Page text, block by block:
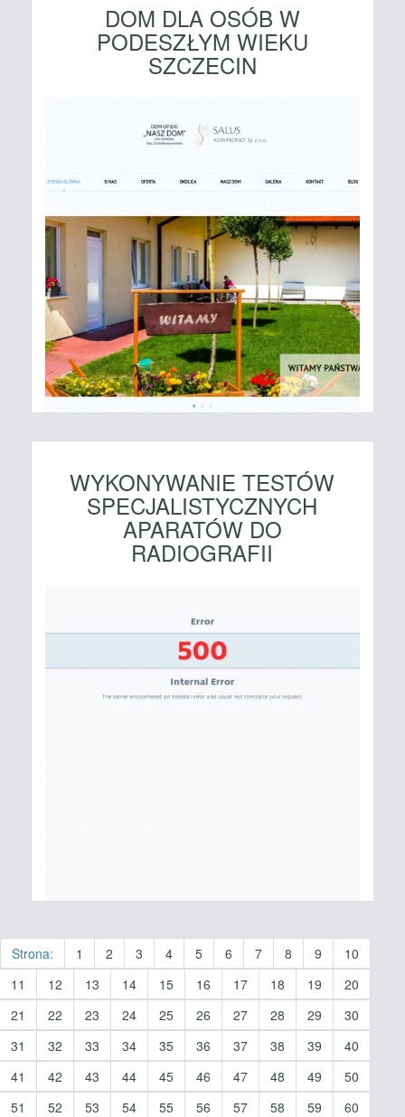
DOM DLA OSÓB W
PODESZŁYM WIEKU
SZCZECIN
WYKONYWANIE TESTÓW
SPECJALISTYCZNYCH
APARATÓW DO
RADIOGRAFII
Strona: 1 2 3 4 5 6 7 8 9
10
11
12 13 14 15 16 17 18 19
20
21
22 23 24 25 26 27 28 29
30
31
32 33 34 35 36 37 38 39
40
41
42 43 44 45 46 47 48 49
50
51
52 53 54 55 56 57 58 59
60